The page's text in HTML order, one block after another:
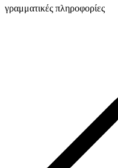
γραμματικές πληροφορίες